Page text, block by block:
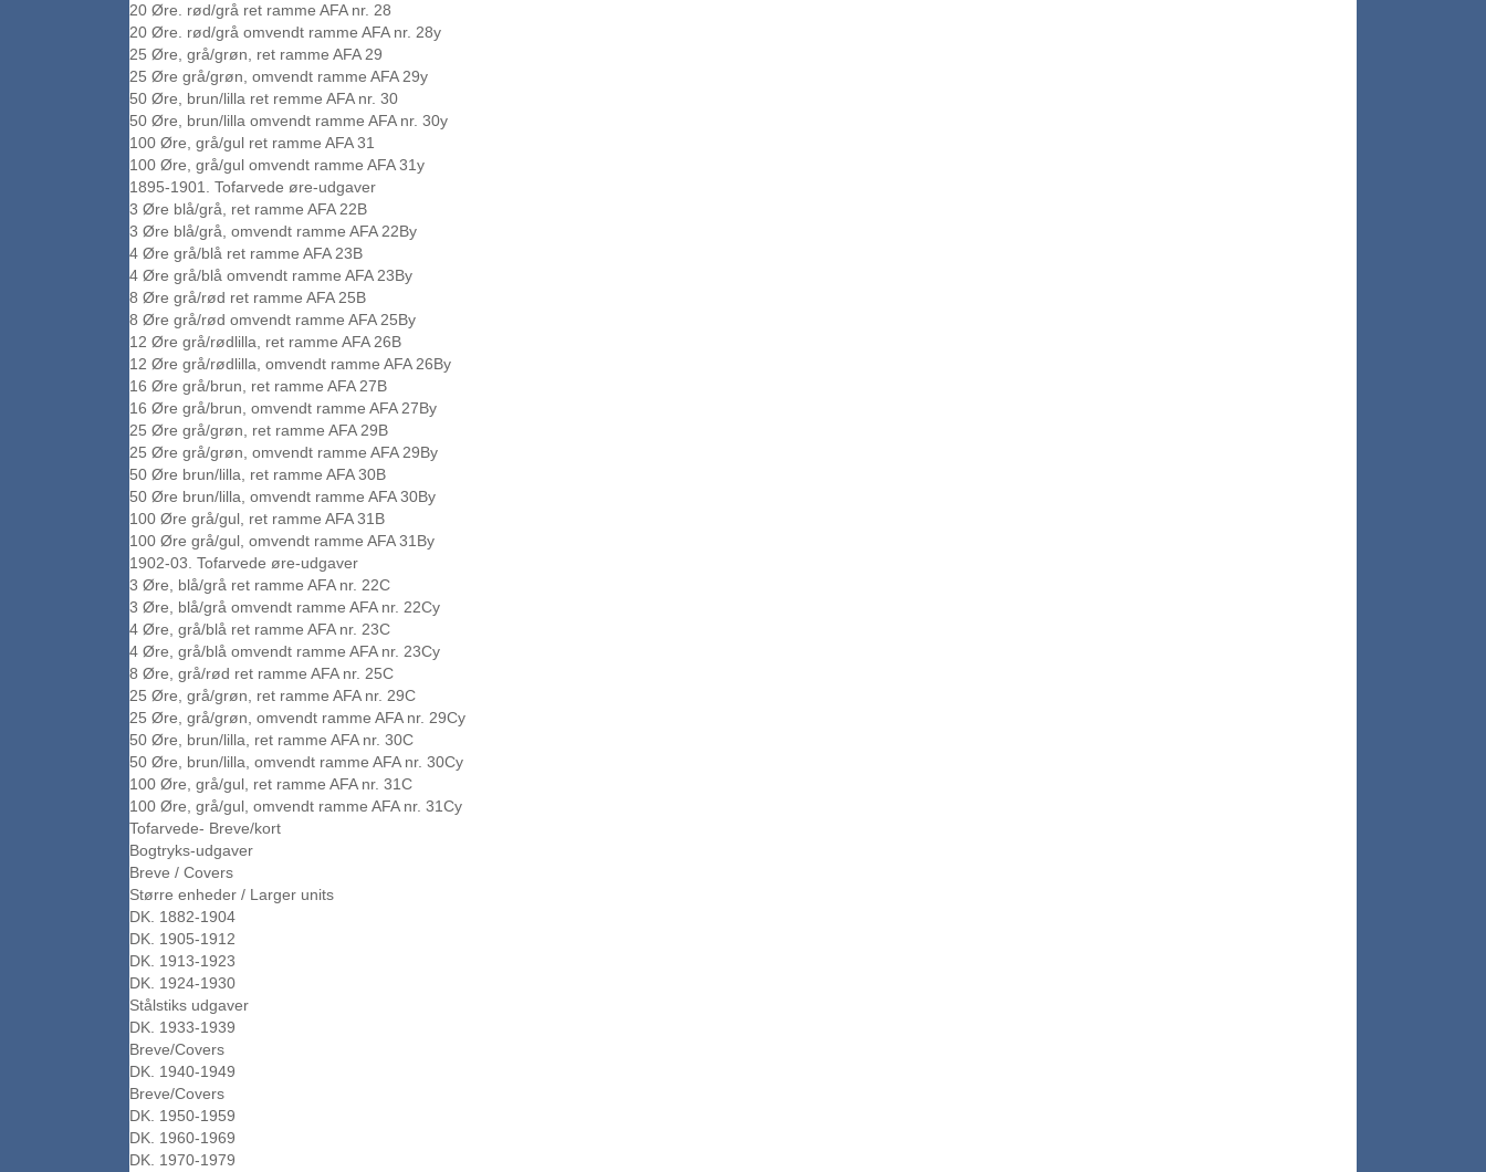
20 Øre. rød/grå ret ramme AFA nr. 28
20 Øre. rød/grå omvendt ramme AFA nr. 28y
25 Øre, grå/grøn, ret ramme AFA 29
25 Øre grå/grøn, omvendt ramme AFA 29y
50 Øre, brun/lilla ret remme AFA nr. 30
50 Øre, brun/lilla omvendt ramme AFA nr. 30y
100 Øre, grå/gul ret ramme AFA 31
100 Øre, grå/gul omvendt ramme AFA 31y
1895-1901. Tofarvede øre-udgaver
3 Øre blå/grå, ret ramme AFA 22B
3 Øre blå/grå, omvendt ramme AFA 22By
4 Øre grå/blå ret ramme AFA 23B
4 Øre grå/blå omvendt ramme AFA 23By
8 Øre grå/rød ret ramme AFA 25B
8 Øre grå/rød omvendt ramme AFA 25By
12 Øre grå/rødlilla, ret ramme AFA 26B
12 Øre grå/rødlilla, omvendt ramme AFA 26By
16 Øre grå/brun, ret ramme AFA 27B
16 Øre grå/brun, omvendt ramme AFA 27By
25 Øre grå/grøn, ret ramme AFA 29B
25 Øre grå/grøn, omvendt ramme AFA 29By
50 Øre brun/lilla, ret ramme AFA 30B
50 Øre brun/lilla, omvendt ramme AFA 30By
100 Øre grå/gul, ret ramme AFA 31B
100 Øre grå/gul, omvendt ramme AFA 31By
1902-03. Tofarvede øre-udgaver
3 Øre, blå/grå ret ramme AFA nr. 22C
3 Øre, blå/grå omvendt ramme AFA nr. 22Cy
4 Øre, grå/blå ret ramme AFA nr. 23C
4 Øre, grå/blå omvendt ramme AFA nr. 23Cy
8 Øre, grå/rød ret ramme AFA nr. 25C
25 Øre, grå/grøn, ret ramme AFA nr. 29C
25 Øre, grå/grøn, omvendt ramme AFA nr. 29Cy
50 Øre, brun/lilla, ret ramme AFA nr. 30C
50 Øre, brun/lilla, omvendt ramme AFA nr. 30Cy
100 Øre, grå/gul, ret ramme AFA nr. 31C
100 Øre, grå/gul, omvendt ramme AFA nr. 31Cy
Tofarvede- Breve/kort
Bogtryks-udgaver
Breve / Covers
Større enheder / Larger units
DK. 1882-1904
DK. 1905-1912
DK. 1913-1923
DK. 1924-1930
Stålstiks udgaver
DK. 1933-1939
Breve/Covers
DK. 1940-1949
Breve/Covers
DK. 1950-1959
DK. 1960-1969
DK. 1970-1979